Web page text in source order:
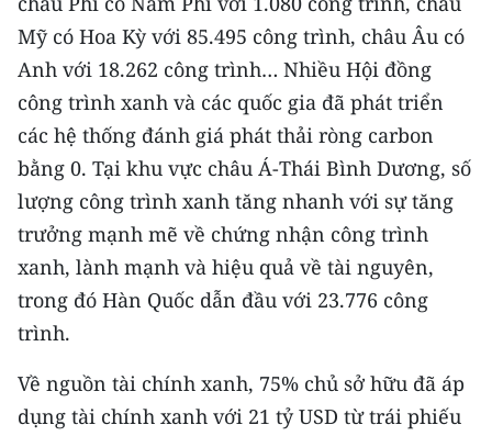
Mỹ có Hoa Kỳ với 85.495 công trình, châu Âu có
Anh với 18.262 công trình… Nhiều Hội đồng
công trình xanh và các quốc gia đã phát triển
các hệ thống đánh giá phát thải ròng carbon
bằng 0. Tại khu vực châu Á-Thái Bình Dương, số
lượng công trình xanh tăng nhanh với sự tăng
trưởng mạnh mẽ về chứng nhận công trình
xanh, lành mạnh và hiệu quả về tài nguyên,
trong đó Hàn Quốc dẫn đầu với 23.776 công
trình.
Về nguồn tài chính xanh, 75% chủ sở hữu đã áp
dụng tài chính xanh với 21 tỷ USD từ trái phiếu